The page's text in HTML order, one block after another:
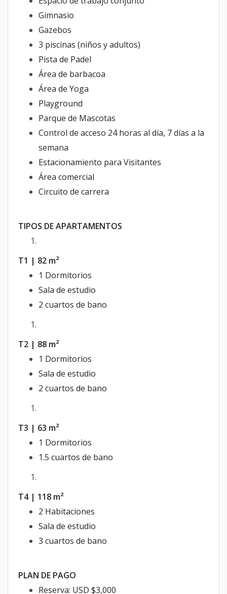
Gimnasio
Gazebos
3 piscinas (niños y adultos)
Pista de Padel
Área de barbacoa
Área de Yoga
Playground
Parque de Mascotas
Control de acceso 24 horas al día, 7 días a la
semana
Estacionamiento para Visitantes
Área comercial
Circuito de carrera
TIPOS DE APARTAMENTOS
T1 | 82 m²
1 Dormitorios
Sala de estudio
2 cuartos de bano
T2 | 88 m²
1 Dormitorios
Sala de estudio
2 cuartos de bano
T3 | 63 m²
1 Dormitorios
1.5 cuartos de bano
T4 | 118 m²
2 Habitaciones
Sala de estudio
3 cuartos de bano
PLAN DE PAGO
Reserva: USD $3,000